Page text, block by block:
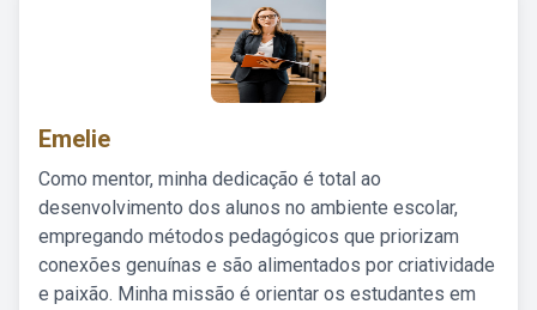
Emelie
Como mentor, minha dedicação é total ao
desenvolvimento dos alunos no ambiente escolar,
empregando métodos pedagógicos que priorizam
conexões genuínas e são alimentados por criatividade
e paixão. Minha missão é orientar os estudantes em